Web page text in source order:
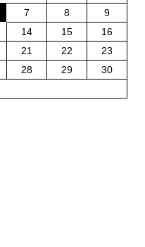
7 8
9
14 15
16
21 22
23
28 29
30